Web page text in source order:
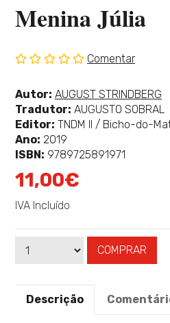
Menina Júlia
classificação
Comentar
Autor: Ver
mais
sobre
AUGUST STRINDBERG
Tradutor: AUGUSTO SOBRAL
Editor: TNDM II / Bicho-do-
Ano: 2019
ISBN: 9789725891971
11,00€
IVA Incluído
Qtd COMPRAR
Disponibilidade:
Descrição